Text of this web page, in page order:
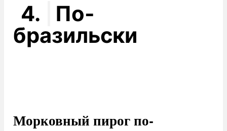
4.
По-
бразильски
Морковный пирог по-